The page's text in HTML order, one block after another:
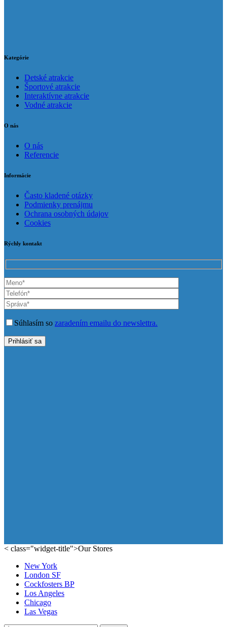
Kategórie
Detské atrakcie
Športové atrakcie
Interaktívne atrakcie
Vodné atrakcie
O nás
O nás
Referencie
Informácie
Často kladené otázky
Podmienky prenájmu
Ochrana osobných údajov
Cookies
Rýchly kontakt
Súhlasím so zaradením emailu do newslettra.
< class="widget-title">Our Stores
New York
London SF
Cockfosters BP
Los Angeles
Chicago
Las Vegas